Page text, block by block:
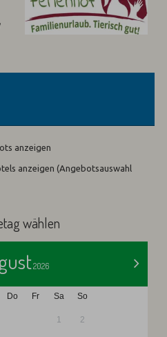
anzeigen
anzeigen (Angebotsauswahl
wählen
>
2026
Do Fr Sa So
1 2